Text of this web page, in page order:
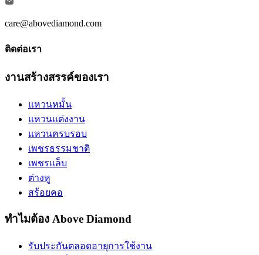
care@abovediamond.com
ติดต่อเรา
งานสร้างสรรค์ของเรา
แหวนหมั้น
แหวนแต่งงาน
แหวนครบรอบ
เพชรธรรมชาติ
เพชรแล็บ
ต่างหู
สร้อยคอ
ทำไมต้อง Above Diamond
รับประกันตลอดอายุการใช้งาน